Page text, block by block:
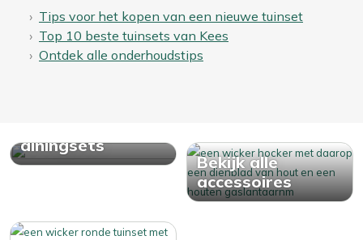
Tips voor het kopen van een nieuwe tuinset
Top 10 beste tuinsets van Kees
Ontdek alle onderhoudstips
diningsets
Bekijk alle
accessoires